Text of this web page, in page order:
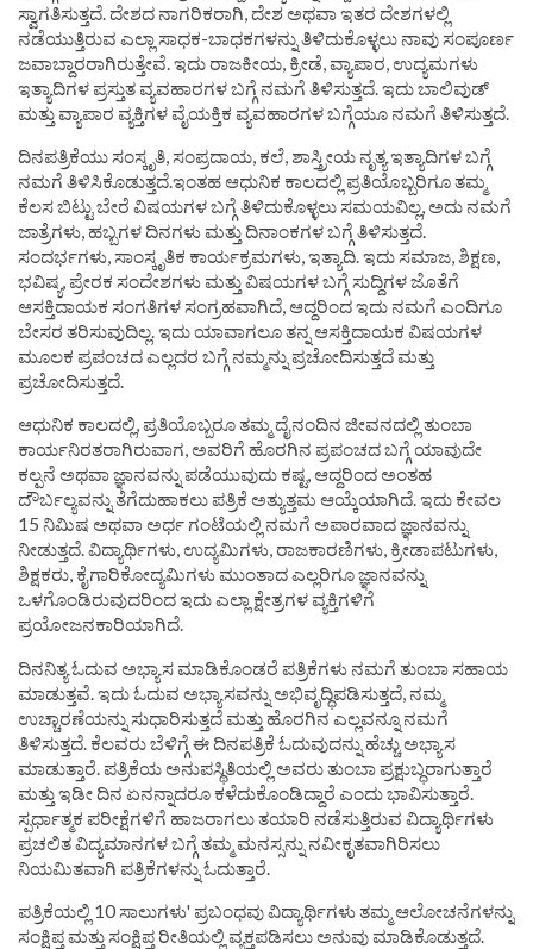
ಸ್ವಾಗತಿಸುತ್ತದೆ. ದೇಶದ ನಾಗರಿಕರಾಗಿ, ದೇಶ ಅಥವಾ ಇತರ ದೇಶಗಳಲ್ಲಿ
ನಡೆಯುತ್ತಿರುವ ಎಲ್ಲಾ ಸಾಧಕ-ಬಾಧಕಗಳನ್ನು ತಿಳಿದುಕೊಳ್ಳಲು ನಾವು ಸಂಪೂರ್ಣ
ಜವಾಬ್ದಾರರಾಗಿರುತ್ತೇವೆ. ಇದು ರಾಜಕೀಯ, ಕ್ರೀಡೆ, ವ್ಯಾಪಾರ, ಉದ್ಯಮಗಳು
ಇತ್ಯಾದಿಗಳ ಪ್ರಸ್ತುತ ವ್ಯವಹಾರಗಳ ಬಗ್ಗೆ ನಮಗೆ ತಿಳಿಸುತ್ತದೆ. ಇದು ಬಾಲಿವುಡ್
ಮತ್ತು ವ್ಯಾಪಾರ ವ್ಯಕ್ತಿಗಳ ವೈಯಕ್ತಿಕ ವ್ಯವಹಾರಗಳ ಬಗ್ಗೆಯೂ ನಮಗೆ ತಿಳಿಸುತ್ತದೆ.
ದಿನಪತ್ರಿಕೆಯು ಸಂಸ್ಕೃತಿ, ಸಂಪ್ರದಾಯ, ಕಲೆ, ಶಾಸ್ತ್ರೀಯ ನೃತ್ಯ ಇತ್ಯಾದಿಗಳ ಬಗ್ಗೆ
ನಮಗೆ ತಿಳಿಸಿಕೊಡುತ್ತದೆ.ಇಂತಹ ಆಧುನಿಕ ಕಾಲದಲ್ಲಿ ಪ್ರತಿಯೊಬ್ಬರಿಗೂ ತಮ್ಮ
ಕೆಲಸ ಬಿಟ್ಟು ಬೇರೆ ವಿಷಯಗಳ ಬಗ್ಗೆ ತಿಳಿದುಕೊಳ್ಳಲು ಸಮಯವಿಲ್ಲ, ಅದು ನಮಗೆ
ಜಾತ್ರೆಗಳು, ಹಬ್ಬಗಳ ದಿನಗಳು ಮತ್ತು ದಿನಾಂಕಗಳ ಬಗ್ಗೆ ತಿಳಿಸುತ್ತದೆ.
ಸಂದರ್ಭಗಳು, ಸಾಂಸ್ಕೃತಿಕ ಕಾರ್ಯಕ್ರಮಗಳು, ಇತ್ಯಾದಿ. ಇದು ಸಮಾಜ, ಶಿಕ್ಷಣ,
ಭವಿಷ್ಯ, ಪ್ರೇರಕ ಸಂದೇಶಗಳು ಮತ್ತು ವಿಷಯಗಳ ಬಗ್ಗೆ ಸುದ್ದಿಗಳ ಜೊತೆಗೆ
ಆಸಕ್ತಿದಾಯಕ ಸಂಗತಿಗಳ ಸಂಗ್ರಹವಾಗಿದೆ, ಆದ್ದರಿಂದ ಇದು ನಮಗೆ ಎಂದಿಗೂ
ಬೇಸರ ತರಿಸುವುದಿಲ್ಲ. ಇದು ಯಾವಾಗಲೂ ತನ್ನ ಆಸಕ್ತಿದಾಯಕ ವಿಷಯಗಳ
ಮೂಲಕ ಪ್ರಪಂಚದ ಎಲ್ಲದರ ಬಗ್ಗೆ ನಮ್ಮನ್ನು ಪ್ರಚೋದಿಸುತ್ತದೆ ಮತ್ತು
ಪ್ರಚೋದಿಸುತ್ತದೆ.
ಆಧುನಿಕ ಕಾಲದಲ್ಲಿ, ಪ್ರತಿಯೊಬ್ಬರೂ ತಮ್ಮ ದೈನಂದಿನ ಜೀವನದಲ್ಲಿ ತುಂಬಾ
ಕಾರ್ಯನಿರತರಾಗಿರುವಾಗ, ಅವರಿಗೆ ಹೊರಗಿನ ಪ್ರಪಂಚದ ಬಗ್ಗೆ ಯಾವುದೇ
ಕಲ್ಪನೆ ಅಥವಾ ಜ್ಞಾನವನ್ನು ಪಡೆಯುವುದು ಕಷ್ಟ, ಆದ್ದರಿಂದ ಅಂತಹ
ದೌರ್ಬಲ್ಯವನ್ನು ತೆಗೆದುಹಾಕಲು ಪತ್ರಿಕೆ ಅತ್ಯುತ್ತಮ ಆಯ್ಕೆಯಾಗಿದೆ. ಇದು ಕೇವಲ
15 ನಿಮಿಷ ಅಥವಾ ಅರ್ಧ ಗಂಟೆಯಲ್ಲಿ ನಮಗೆ ಅಪಾರವಾದ ಜ್ಞಾನವನ್ನು
ನೀಡುತ್ತದೆ. ವಿದ್ಯಾರ್ಥಿಗಳು, ಉದ್ಯಮಿಗಳು, ರಾಜಕಾರಣಿಗಳು, ಕ್ರೀಡಾಪಟುಗಳು,
ಶಿಕ್ಷಕರು, ಕೈಗಾರಿಕೋದ್ಯಮಿಗಳು ಮುಂತಾದ ಎಲ್ಲರಿಗೂ ಜ್ಞಾನವನ್ನು
ಒಳಗೊಂಡಿರುವುದರಿಂದ ಇದು ಎಲ್ಲಾ ಕ್ಷೇತ್ರಗಳ ವ್ಯಕ್ತಿಗಳಿಗೆ
ಪ್ರಯೋಜನಕಾರಿಯಾಗಿದೆ.
ದಿನನಿತ್ಯ ಓದುವ ಅಭ್ಯಾಸ ಮಾಡಿಕೊಂಡರೆ ಪತ್ರಿಕೆಗಳು ನಮಗೆ ತುಂಬಾ ಸಹಾಯ
ಮಾಡುತ್ತವೆ. ಇದು ಓದುವ ಅಭ್ಯಾಸವನ್ನು ಅಭಿವೃದ್ಧಿಪಡಿಸುತ್ತದೆ, ನಮ್ಮ
ಉಚ್ಚಾರಣೆಯನ್ನು ಸುಧಾರಿಸುತ್ತದೆ ಮತ್ತು ಹೊರಗಿನ ಎಲ್ಲವನ್ನೂ ನಮಗೆ
ತಿಳಿಸುತ್ತದೆ. ಕೆಲವರು ಬೆಳಿಗ್ಗೆ ಈ ದಿನಪತ್ರಿಕೆ ಓದುವುದನ್ನು ಹೆಚ್ಚು ಅಭ್ಯಾಸ
ಮಾಡುತ್ತಾರೆ. ಪತ್ರಿಕೆಯ ಅನುಪಸ್ಥಿತಿಯಲ್ಲಿ ಅವರು ತುಂಬಾ ಪ್ರಕ್ಷುಬ್ಧರಾಗುತ್ತಾರೆ
ಮತ್ತು ಇಡೀ ದಿನ ಏನನ್ನಾದರೂ ಕಳೆದುಕೊಂಡಿದ್ದಾರೆ ಎಂದು ಭಾವಿಸುತ್ತಾರೆ.
ಸ್ಪರ್ಧಾತ್ಮಕ ಪರೀಕ್ಷೆಗಳಿಗೆ ಹಾಜರಾಗಲು ತಯಾರಿ ನಡೆಸುತ್ತಿರುವ ವಿದ್ಯಾರ್ಥಿಗಳು
ಪ್ರಚಲಿತ ವಿದ್ಯಮಾನಗಳ ಬಗ್ಗೆ ತಮ್ಮ ಮನಸ್ಸನ್ನು ನವೀಕೃತವಾಗಿರಿಸಲು
ನಿಯಮಿತವಾಗಿ ಪತ್ರಿಕೆಗಳನ್ನು ಓದುತ್ತಾರೆ.
ಪತ್ರಿಕೆಯಲ್ಲಿ 10 ಸಾಲುಗಳು' ಪ್ರಬಂಧವು ವಿದ್ಯಾರ್ಥಿಗಳು ತಮ್ಮ ಆಲೋಚನೆಗಳನ್ನು
ಸಂಕ್ಷಿಪ್ತ ಮತ್ತು ಸಂಕ್ಷಿಪ್ತ ರೀತಿಯಲ್ಲಿ ವ್ಯಕ್ತಪಡಿಸಲು ಅನುವು ಮಾಡಿಕೊಡುತ್ತದೆ.